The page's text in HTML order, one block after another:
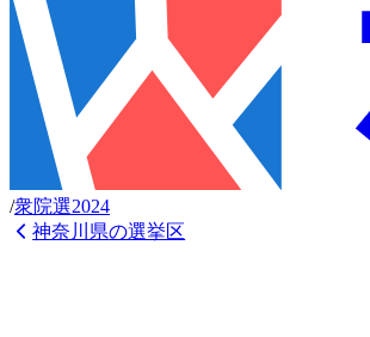
/衆院選2024
神奈川県の選挙区